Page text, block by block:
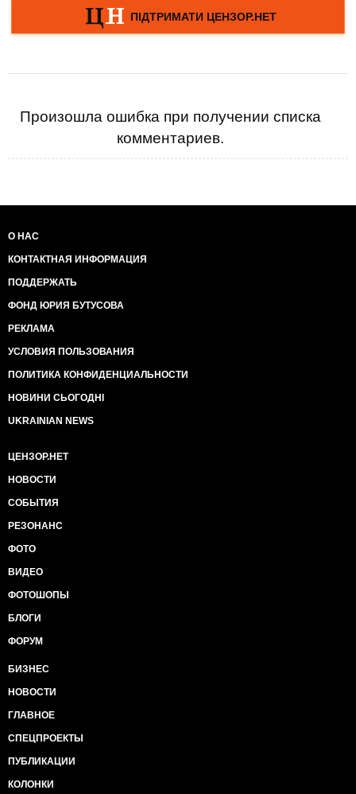
Произошла ошибка при получении списка
комментариев.
О НАС
КОНТАКТНАЯ ИНФОРМАЦИЯ
ПОДДЕРЖАТЬ
ФОНД ЮРИЯ БУТУСОВА
РЕКЛАМА
УСЛОВИЯ ПОЛЬЗОВАНИЯ
ПОЛИТИКА КОНФИДЕНЦИАЛЬНОСТИ
НОВИНИ СЬОГОДНІ
UKRAINIAN NEWS
ЦЕНЗОР.НЕТ
НОВОСТИ
СОБЫТИЯ
РЕЗОНАНС
ФОТО
ВИДЕО
ФОТОШОПЫ
БЛОГИ
ФОРУМ
БИЗНЕС
НОВОСТИ
ГЛАВНОЕ
СПЕЦПРОЕКТЫ
ПУБЛИКАЦИИ
КОЛОНКИ